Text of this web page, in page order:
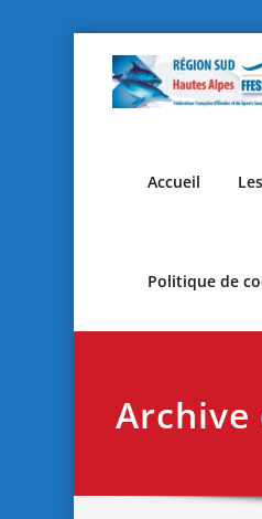
content
Accueil
Politique de
Archive